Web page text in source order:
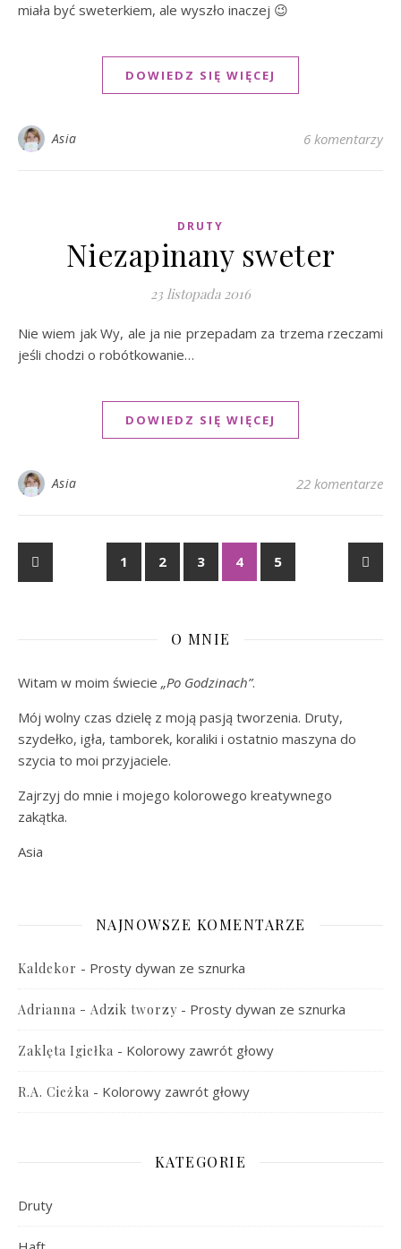
miała być sweterkiem, ale wyszło inaczej 😉
DOWIEDZ SIĘ WIĘCEJ
Asia 6 komentarzy
DRUTY
Niezapinany sweter
23 listopada 2016
Nie wiem jak Wy, ale ja nie przepadam za trzema rzeczami
jeśli chodzi o robótkowanie…
DOWIEDZ SIĘ WIĘCEJ
Asia 22 komentarze
1 2 3 4 5
O MNIE
Witam w moim świecie „Po Godzinach”.
Mój wolny czas dzielę z moją pasją tworzenia. Druty,
szydełko, igła, tamborek, koraliki i ostatnio maszyna do
szycia to moi przyjaciele.
Zajrzyj do mnie i mojego kolorowego kreatywnego
zakątka.
Asia
NAJNOWSZE KOMENTARZE
Kaldekor - Prosty dywan ze sznurka
Adrianna - Adzik tworzy - Prosty dywan ze sznurka
Zaklęta Igiełka - Kolorowy zawrót głowy
R.A. Cieżka - Kolorowy zawrót głowy
KATEGORIE
Druty